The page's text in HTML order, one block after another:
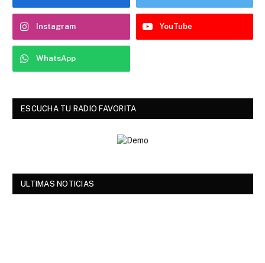
Instagram YouTube
WhatsApp
ESCUCHA TU RADIO FAVORITA
ULTIMAS NOTICIAS